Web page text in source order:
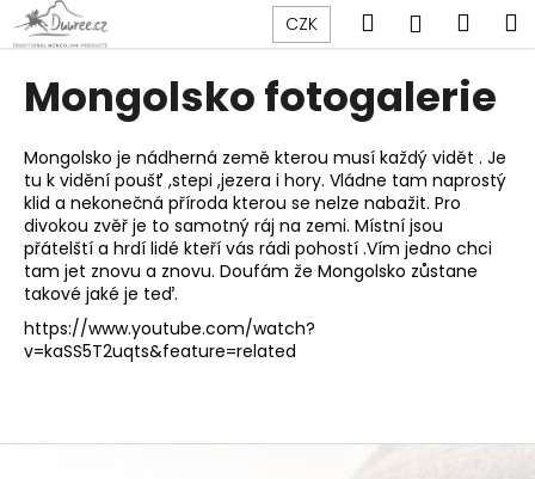
Přejít
na
obsah
CZK Hledat
Mongolsko fotogalerie
Mongolsko je nádherná země kterou musí každý vidět . Je
tu k vidění poušť ,stepi ,jezera i hory. Vládne tam naprostý
klid a nekonečná příroda kterou se nelze nabažit. Pro
divokou zvěř je to samotný ráj na zemi. Místní jsou
přátelští a hrdí lidé kteří vás rádi pohostí .Vím jedno chci
tam jet znovu a znovu. Doufám že Mongolsko zůstane
takové jaké je teď.
https://www.youtube.com/watch?
v=kaSS5T2uqts&feature=related
o
o
p
o
t
ř
e
b
e
Z